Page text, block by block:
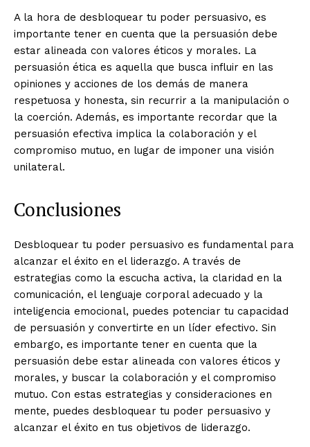
A la hora de desbloquear tu poder persuasivo, es
importante tener en cuenta que la persuasión debe
estar alineada con valores éticos y morales. La
persuasión ética es aquella que busca influir en las
opiniones y acciones de los demás de manera
respetuosa y honesta, sin recurrir a la manipulación o
la coerción. Además, es importante recordar que la
persuasión efectiva implica la colaboración y el
compromiso mutuo, en lugar de imponer una visión
unilateral.
Conclusiones
Desbloquear tu poder persuasivo es fundamental para
alcanzar el éxito en el liderazgo. A través de
estrategias como la escucha activa, la claridad en la
comunicación, el lenguaje corporal adecuado y la
inteligencia emocional, puedes potenciar tu capacidad
de persuasión y convertirte en un líder efectivo. Sin
embargo, es importante tener en cuenta que la
persuasión debe estar alineada con valores éticos y
morales, y buscar la colaboración y el compromiso
mutuo. Con estas estrategias y consideraciones en
mente, puedes desbloquear tu poder persuasivo y
alcanzar el éxito en tus objetivos de liderazgo.